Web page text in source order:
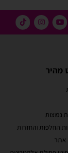
מהיר
נפוצות
החלפות והחזרות
אתר
לוואטסאפ, בנעימות
בחום